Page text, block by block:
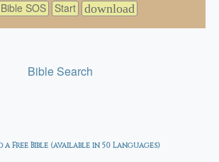
Bible SOS Start download
Bible Search
a Free Bible (available in 50 Languages)